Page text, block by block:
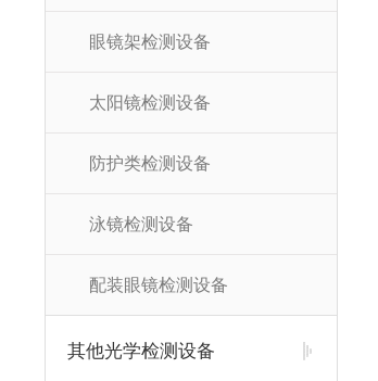
眼镜架检测设备
太阳镜检测设备
防护类检测设备
泳镜检测设备
配装眼镜检测设备
其他光学检测设备